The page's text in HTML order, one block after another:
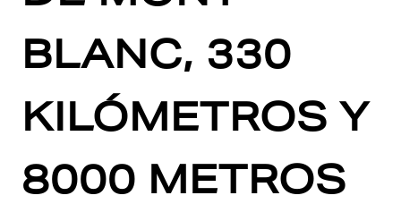
BLANC, 330
KILÓMETROS Y
8000 METROS